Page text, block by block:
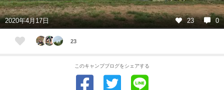
2020年4月17日 23 0
23
このキャンプブログをシェアする